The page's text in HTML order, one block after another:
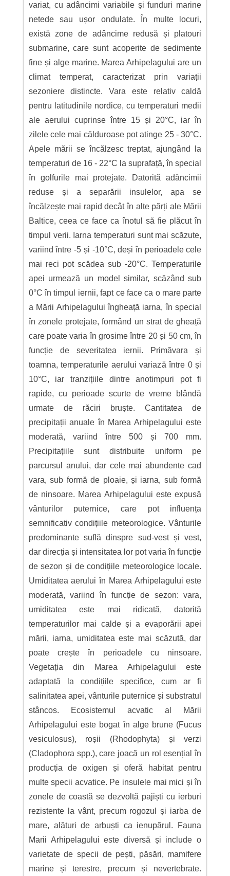
variat, cu adâncimi variabile și funduri marine
netede sau ușor ondulate. În multe locuri,
există zone de adâncime redusă și platouri
submarine, care sunt acoperite de sedimente
fine și alge marine. Marea Arhipelagului are un
climat temperat, caracterizat prin variații
sezoniere distincte. Vara este relativ caldă
pentru latitudinile nordice, cu temperaturi medii
ale aerului cuprinse între 15 și 20°C, iar în
zilele cele mai călduroase pot atinge 25 - 30°C.
Apele mării se încălzesc treptat, ajungând la
temperaturi de 16 - 22°C la suprafață, în special
în golfurile mai protejate. Datorită adâncimii
reduse și a separării insulelor, apa se
încălzește mai rapid decât în alte părți ale Mării
Baltice, ceea ce face ca înotul să fie plăcut în
timpul verii. Iarna temperaturi sunt mai scăzute,
variind între -5 și -10°C, deși în perioadele cele
mai reci pot scădea sub -20°C. Temperaturile
apei urmează un model similar, scăzând sub
0°C în timpul iernii, fapt ce face ca o mare parte
a Mării Arhipelagului îngheață iarna, în special
în zonele protejate, formând un strat de gheață
care poate varia în grosime între 20 și 50 cm, în
funcție de severitatea iernii. Primăvara și
toamna, temperaturile aerului variază între 0 și
10°C, iar tranzițiile dintre anotimpuri pot fi
rapide, cu perioade scurte de vreme blândă
urmate de răciri bruște. Cantitatea de
precipitații anuale în Marea Arhipelagului este
moderată, variind între 500 și 700 mm.
Precipitațiile sunt distribuite uniform pe
parcursul anului, dar cele mai abundente cad
vara, sub formă de ploaie, și iarna, sub formă
de ninsoare. Marea Arhipelagului este expusă
vânturilor puternice, care pot influența
semnificativ condițiile meteorologice. Vânturile
predominante suflă dinspre sud-vest și vest,
dar direcția și intensitatea lor pot varia în funcție
de sezon și de condițiile meteorologice locale.
Umiditatea aerului în Marea Arhipelagului este
moderată, variind în funcție de sezon: vara,
umiditatea este mai ridicată, datorită
temperaturilor mai calde și a evaporării apei
mării, iarna, umiditatea este mai scăzută, dar
poate crește în perioadele cu ninsoare.
Vegetația din Marea Arhipelagului este
adaptată la condițiile specifice, cum ar fi
salinitatea apei, vânturile puternice și substratul
stâncos. Ecosistemul acvatic al Mării
Arhipelagului este bogat în alge brune (Fucus
vesiculosus), roșii (Rhodophyta) și verzi
(Cladophora spp.), care joacă un rol esențial în
producția de oxigen și oferă habitat pentru
multe specii acvatice. Pe insulele mai mici și în
zonele de coastă se dezvoltă pajiști cu ierburi
rezistente la vânt, precum rogozul și iarba de
mare, alături de arbuști ca ienupărul. Fauna
Marii Arhipelagului este diversă și include o
varietate de specii de pești, păsări, mamifere
marine și terestre, precum și nevertebrate.